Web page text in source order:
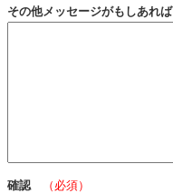
その他メッセージがもしあれば
確認
（必須）